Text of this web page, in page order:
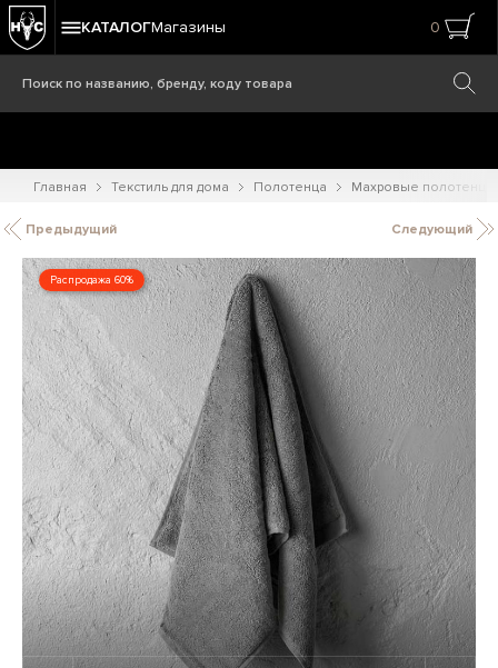
КАТАЛОГМагазины 0
Главная Текстиль для дома Полотенца Махровые полотенца
Предыдущий Следующий
Распродажа 60%